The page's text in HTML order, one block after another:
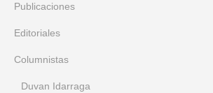
Publicaciones
Editoriales
Columnistas
Duvan Idarraga